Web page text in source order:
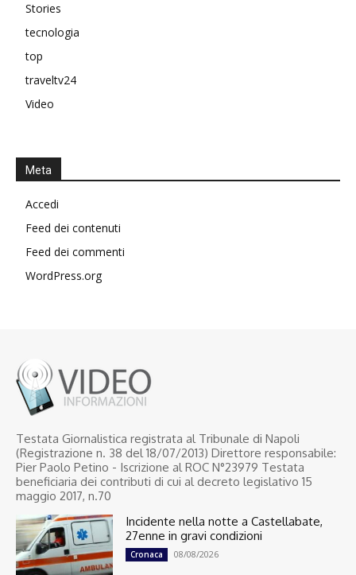
Stories
tecnologia
top
traveltv24
Video
Meta
Accedi
Feed dei contenuti
Feed dei commenti
WordPress.org
Testata Giornalistica registrata al Tribunale di Napoli
(Registrazione n. 38 del 18/07/2013) Direttore responsabile:
Pier Paolo Petino - Iscrizione al ROC N°23979 Testata
beneficiaria dei contributi di cui al decreto legislativo 15
maggio 2017, n.70
Incidente nella notte a Castellabate,
27enne in gravi condizioni
Cronaca 08/08/2026